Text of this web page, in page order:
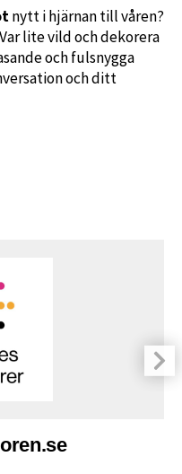
nytt i hjärnan till våren?
lite vild och dekorera
och fulsnygga
och ditt